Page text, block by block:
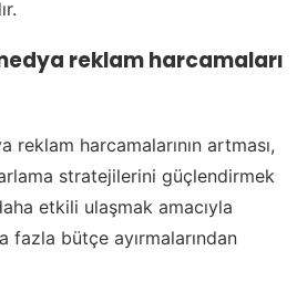
reklam harcamaları
reklam harcamalarının artması,
stratejilerini güçlendirmek
etkili ulaşmak amacıyla
fazla bütçe ayırmalarından